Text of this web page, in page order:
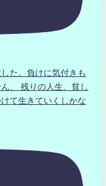
た。負けに気付きも
、 残りの人生、貧し
て生きていくしかな